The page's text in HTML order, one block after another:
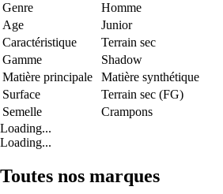
Genre
Homme
Age
Junior
Caractéristique
Terrain sec
Gamme
Shadow
Matière principale
Matière synthétique
Surface
Terrain sec (FG)
Semelle
Crampons
Loading...
Loading...
Toutes nos marques